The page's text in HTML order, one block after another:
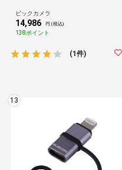
ビックカメラ
14,986 円 (税込)
138ポイント
(1件)
13